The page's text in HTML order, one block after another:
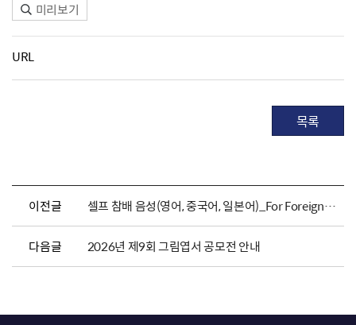
미리보기
URL
목록
이전글 셀프 참배 음성(영어, 중국어, 일본어)_For Foreigners
다음글 2026년 제9회 그림엽서 공모전 안내